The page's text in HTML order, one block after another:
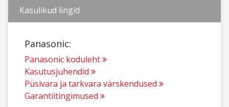
Kasulikud lingid
Panasonic:
Panasonic koduleht
Kasutusjuhendid
Püsivara ja tarkvara värskendused
Garantiitingimused